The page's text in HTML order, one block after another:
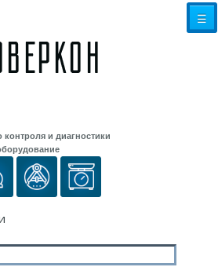
и диагностики
☰